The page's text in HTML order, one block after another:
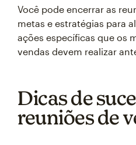
Você pode encerrar as
metas e estratégias para
ações específicas que os
vendas devem realizar
Dicas de
reuniões de